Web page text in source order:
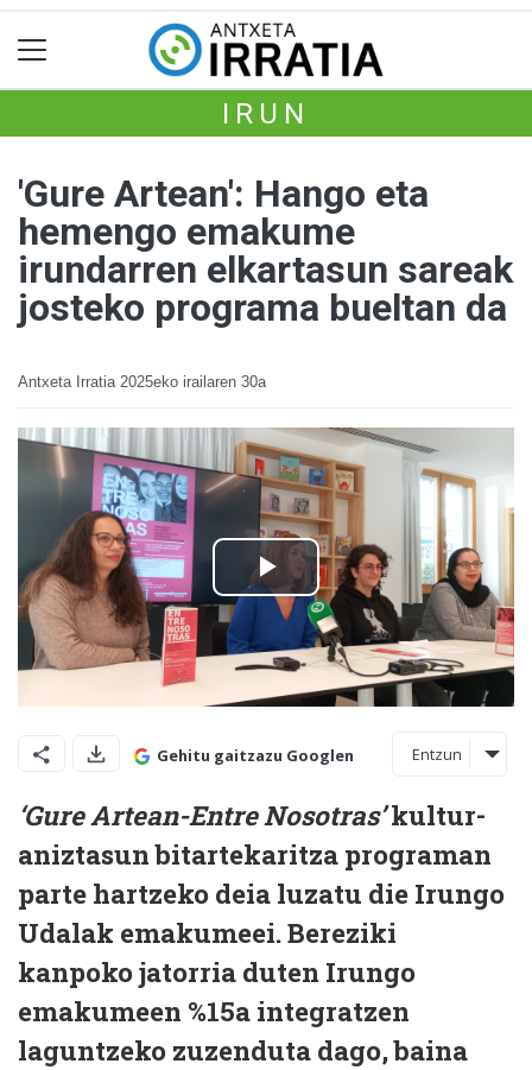
IRUN
'Gure Artean': Hango eta
hemengo emakume
irundarren elkartasun sareak
josteko programa bueltan da
Antxeta Irratia 2025eko irailaren 30a
Gehitu gaitzazu Googlen Entzun
‘Gure Artean-Entre Nosotras’kultur-
aniztasun bitartekaritza programan
parte hartzeko deia luzatu die Irungo
Udalak emakumeei. Bereziki
kanpoko jatorria duten Irungo
emakumeen %15a integratzen
laguntzeko zuzenduta dago, baina